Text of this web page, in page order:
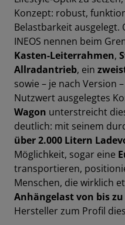
Konzept: robust,
Belastbarkeit ausgelegt.
INEOS nennen beim
Kasten-Leiterrahmen,
Allradantrieb, ein
sowie – je nach Version
Nutzwert ausgelegtes
Wagon unterstreicht
deutlich: mit seinem
über 2.000 Litern
Möglichkeit, sogar eine
transportieren,
Menschen, die wirklich
Anhängelast von bis zu
Hersteller zum Profil